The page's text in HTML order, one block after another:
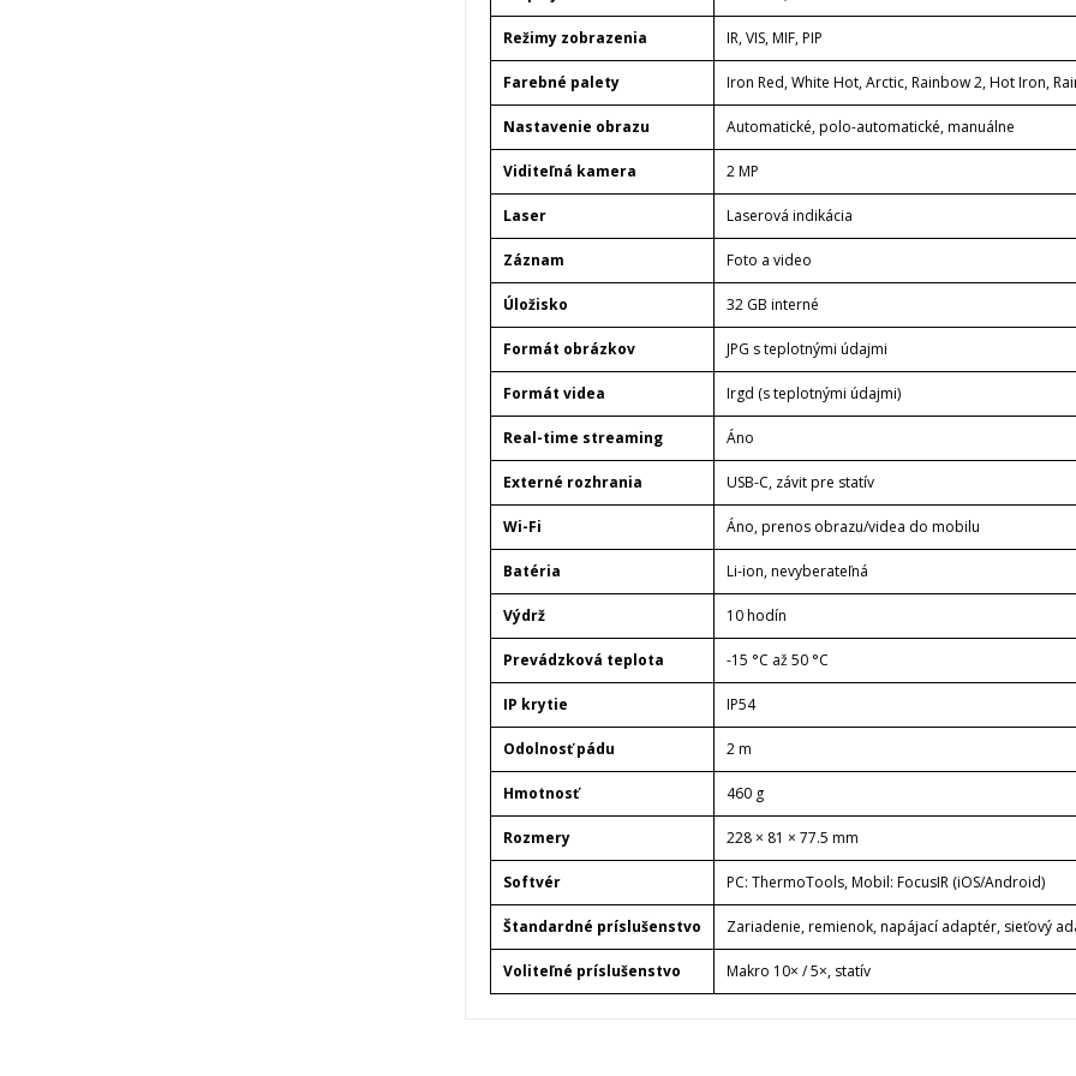
Režimy zobrazenia IR, VIS, MIF, PIP
Farebné palety Iron Red, White Hot, Arctic, Rainbow 2, Hot Iron,
Nastavenie obrazu Automatické, polo-automatické, manuálne
Viditeľná kamera 2 MP
Laser Laserová indikácia
Záznam Foto a video
Úložisko 32 GB interné
Formát obrázkov JPG s teplotnými údajmi
Formát videa Irgd (s teplotnými údajmi)
Real-time streaming Áno
Externé rozhrania USB-C, závit pre statív
Wi-Fi Áno, prenos obrazu/videa do mobilu
Batéria Li-ion, nevyberateľná
Výdrž 10 hodín
Prevádzková teplota -15 °C až 50 °C
IP krytie IP54
Odolnosť pádu 2 m
Hmotnosť 460 g
Rozmery 228 × 81 × 77.5 mm
Softvér PC: ThermoTools, Mobil: FocusIR (iOS/Android)
Štandardné príslušenstvo Zariadenie, remienok, napájací adaptér, sieťový
Voliteľné príslušenstvo Makro 10× / 5×, statív